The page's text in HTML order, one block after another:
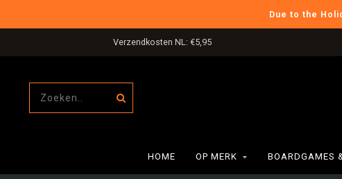
Due to the
Verzendkosten NL: €5,95
HOME OP MERK BOARDGAMES